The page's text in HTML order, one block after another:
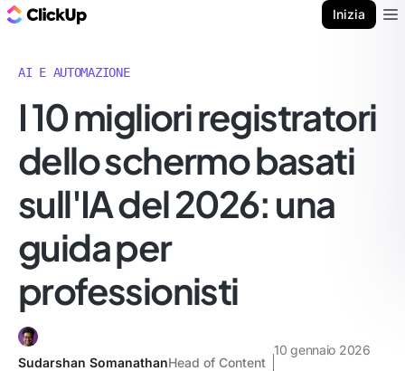
Inizia
AI E AUTOMAZIONE
I 10 migliori registratori
dello schermo basati
sull'IA del 2026: una
guida per
professionisti
Sudarshan SomanathanHead of Content
10 gennaio 2026